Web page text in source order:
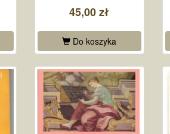
45,00 zł
Do koszyka